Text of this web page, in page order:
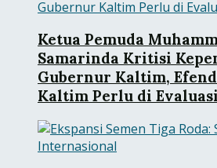
Ketua Pemuda
Samarinda Kritisi
Gubernur Kaltim,
Kaltim Perlu di